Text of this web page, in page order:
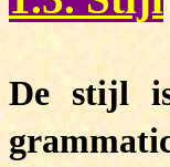
De stijl